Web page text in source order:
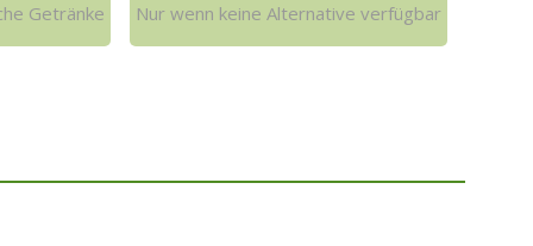
Getränke Nur wenn keine Alternative verfügbar